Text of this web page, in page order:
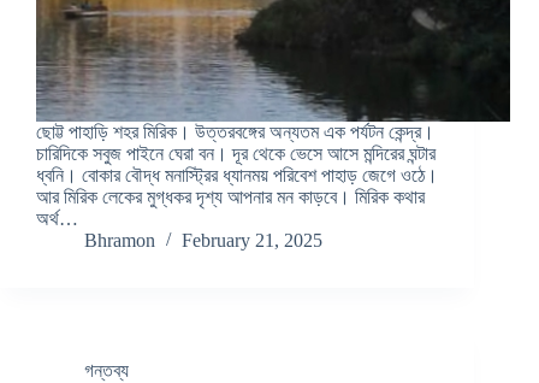
ছোট্ট পাহাড়ি শহর মিরিক। উত্তরবঙ্গের অন্যতম এক পর্যটন কেন্দ্র।
চারিদিকে সবুজ পাইনে ঘেরা বন। দূর থেকে ভেসে আসে মন্দিরের ঘন্টার
ধ্বনি। বোকার বৌদ্ধ মনাস্ট্রির ধ্যানময় পরিবেশ পাহাড় জেগে ওঠে।
আর মিরিক লেকের মুগ্ধকর দৃশ্য আপনার মন কাড়বে। মিরিক কথার
অর্থ…
Bhramon
February 21, 2025
গন্তব্য